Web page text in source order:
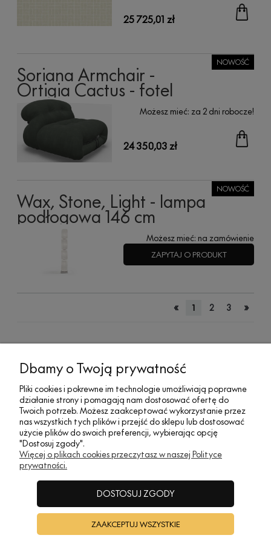
25 725,01 zł
Soriana Armchair -
Ortigia Cactus - fotel
Możesz mieć: za 2 dni robocze!
24 350,03 zł
NOWOŚĆ
Wax, Stone, Light - lampa
podłogowa 146 cm
Możesz mieć: na zamówienie
ZAPYTAJ O PRODUKT
NOWOŚĆ
« 1 2 3 »
MOJE KONTO
SOCIAL MEDIA
INFORMACJE
A•TAK DESIGN
Dbamy o Twoją prywatność
Pliki cookies i pokrewne im technologie umożliwiają poprawne
działanie strony i pomagają nam dostosować ofertę do
Twoich potrzeb. Możesz zaakceptować wykorzystanie przez
nas wszystkich tych plików i przejść do sklepu lub dostosować
użycie plików do swoich preferencji, wybierając opcję
"Dostosuj zgody".
Więcej o plikach cookies przeczytasz w naszej Polityce
prywatności.
DOSTOSUJ ZGODY
ZAAKCEPTUJ WSZYSTKIE